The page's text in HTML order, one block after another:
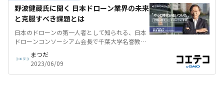
野波健蔵氏に聞く 日本ドローン業界の未来
と克服すべき課題とは
日本のドローンの第一人者として知られる、日本
ドローンコンソーシアム会長で千葉大学名誉教授
の野波健蔵さん。野波さんは幼少期から飛行機に
関心を持ち、スペースシャトルのエンジンの研究
などを経て日本初となるエンジンヘリの自律飛行
に成功。その後株式会社自律制御システム研究所
まつだ
2023/06/09